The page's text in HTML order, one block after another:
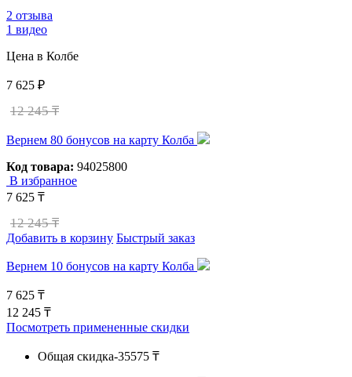
2 отзыва
1 видео
Цена в Колбе
7 625 ₽
12 245 ₸
Вернем 80 бонусов на карту Колба
Код товара: 94025800
В избранное
7 625 ₸
12 245 ₸
Добавить в корзину Быстрый заказ
Вернем 10 бонусов на карту Колба
7 625 ₸
12 245 ₸
Посмотреть примененные скидки
Общая скидка-35575 ₸